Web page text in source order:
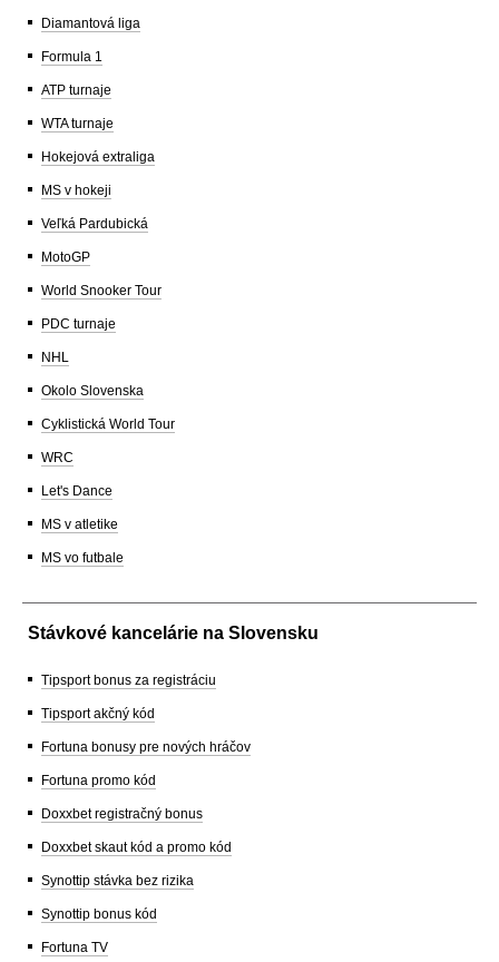
Diamantová liga
Formula 1
ATP turnaje
WTA turnaje
Hokejová extraliga
MS v hokeji
Veľká Pardubická
MotoGP
World Snooker Tour
PDC turnaje
NHL
Okolo Slovenska
Cyklistická World Tour
WRC
Let's Dance
MS v atletike
MS vo futbale
Stávkové kancelárie na Slovensku
Tipsport bonus za registráciu
Tipsport akčný kód
Fortuna bonusy pre nových hráčov
Fortuna promo kód
Doxxbet registračný bonus
Doxxbet skaut kód a promo kód
Synottip stávka bez rizika
Synottip bonus kód
Fortuna TV